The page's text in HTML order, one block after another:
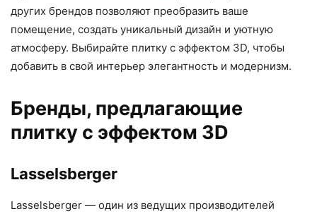
других брендов позволяют преобразить ваше
помещение, создать уникальный дизайн и уютную
атмосферу. Выбирайте плитку с эффектом 3D, чтобы
добавить в свой интерьер элегантность и модернизм.
Бренды, предлагающие
плитку с эффектом 3D
Lasselsberger
Lasselsberger — один из ведущих производителей